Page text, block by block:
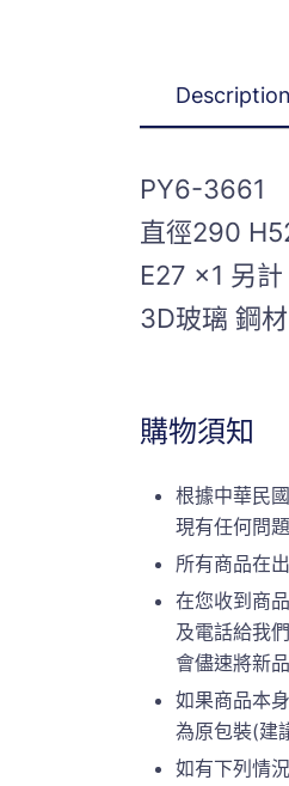
Description
PY6-3661
直徑290
E27 x1 另計
3D玻璃 鋼
購物須知
根據中華民
現有任何問
所有商品在
在您收到商
及電話給我
會儘速將新
如果商品本
為原包裝(建
如有下列情